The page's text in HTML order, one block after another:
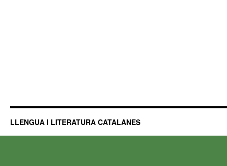
LLENGUA I LITERATURA CATALANES